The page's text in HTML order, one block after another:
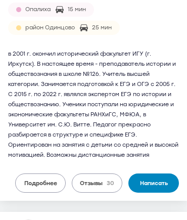
Опалиха 15 мин
район Одинцово 25 мин
в 2001 г. окончил исторический факультет ИГУ (г.
Иркутск). В настоящее время - преподаватель истории и
обществознания в школе №126. Учитель высшей
категории. Занимается подготовкой к ЕГЭ и ОГЭ с 2005 г.
С 2015 г. по 2022 г. являлся экспертом ЕГЭ по истории и
обществознанию. Ученики поступали на юридические и
экономические факультеты РАНХиГС, МФЮА, в
Университет им. С.Ю. Витте. Педагог прекрасно
разбирается в структуре и специфике ЕГЭ.
Ориентирован на занятия с детьми со средней и высокой
мотивацией. Возможны дистанционные занятия
Подробнее Отзывы 30 Написать